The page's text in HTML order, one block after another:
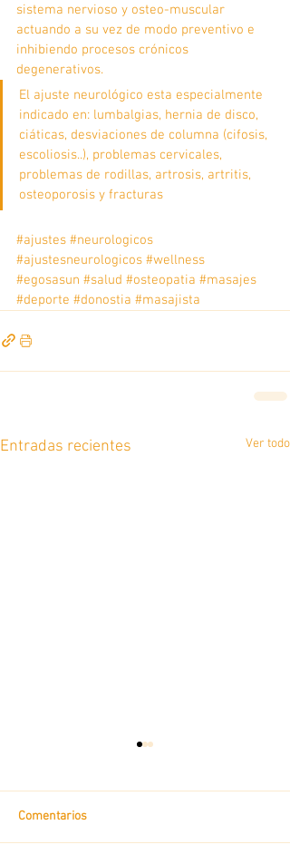
sistema nervioso y osteo-muscular
actuando a su vez de modo preventivo e
inhibiendo procesos crónicos
degenerativos.
El ajuste neurológico esta especialmente
indicado en: lumbalgias, hernia de disco,
ciáticas, desviaciones de columna (cifosis,
escoliosis..), problemas cervicales,
problemas de rodillas, artrosis, artritis,
osteoporosis y fracturas
#ajustes #neurologicos
#ajustesneurologicos #wellness
#egosasun #salud #osteopatia #masajes
#deporte #donostia #masajista
Entradas recientes Ver todo
Comentarios